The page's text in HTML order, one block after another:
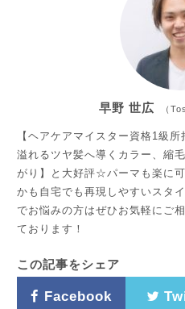
早野 世広 （
【ヘアケアマイスター資格1級
溢れるツヤ髪へ導くカラー、縮
がり】と大好評☆パーマも楽に
かも自宅でも再現しやすいスタ
でお悩みの方はぜひお気軽にご
ております！
この記事をシェア
Facebook